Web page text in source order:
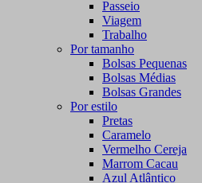
Passeio
Viagem
Trabalho
Por tamanho
Bolsas Pequenas
Bolsas Médias
Bolsas Grandes
Por estilo
Pretas
Caramelo
Vermelho Cereja
Marrom Cacau
Azul Atlântico